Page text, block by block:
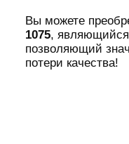
Вы можете
1075,
позволяющий
потери качества!